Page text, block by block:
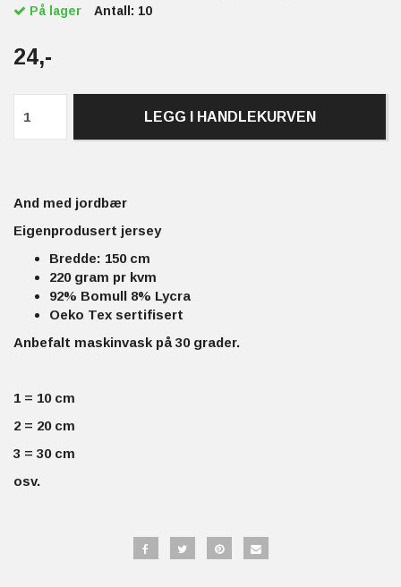
På lager Antall: 10
24,-
LEGG I HANDLEKURVEN
And med jordbær
Eigenprodusert jersey
Bredde: 150 cm
220 gram pr kvm
92% Bomull 8% Lycra
Oeko Tex sertifisert
Anbefalt maskinvask på 30 grader.
1 = 10 cm
2 = 20 cm
3 = 30 cm
osv.